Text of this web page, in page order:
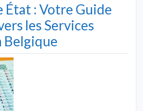
État : Votre Guide
les Services
Belgique